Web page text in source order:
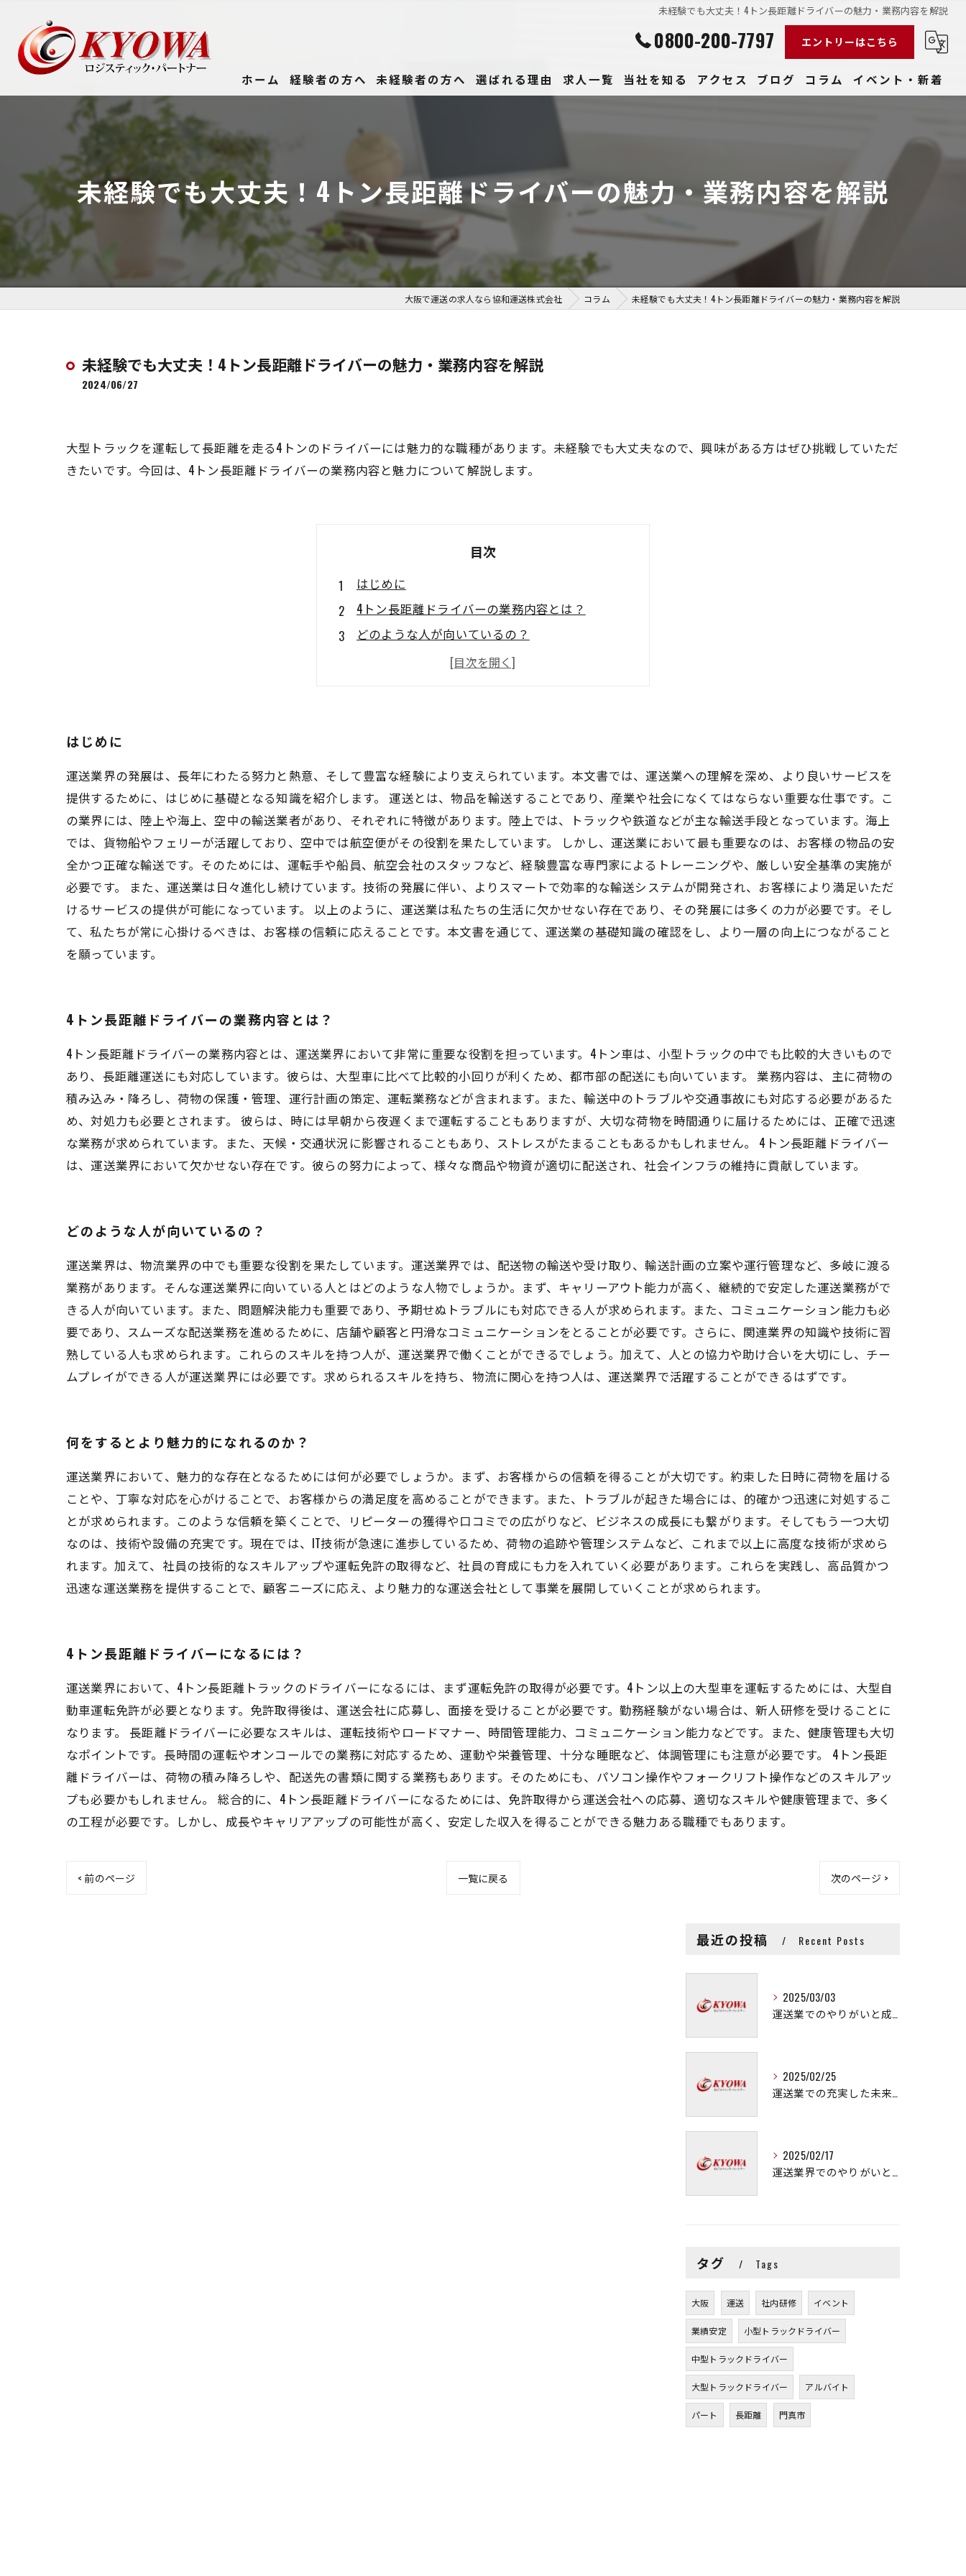
未経験でも大丈夫！4トン長距離ドライバーの魅力・業務内容を解説
0800-200-7797 エントリーはこちら
ホーム 経験者の方へ 未経験者の方へ 選ばれる理由 求人一覧 当社を知る
高収入
アクセス ブログ コラム イベント・新着
未経験でも大丈夫！4トン長距離ドライバーの魅力・業務内容を解説
大阪で運送の求人なら協和運送株式会社 コラム 未経験でも大丈夫！4トン長距離ドライバーの魅力・業務内容を解説
未経験でも大丈夫！4トン長距離ドライバーの魅力・業務内容を解説
2024/06/27
大型トラックを運転して長距離を走る4トンのドライバーには魅力的な職種があります。未経験でも大丈夫なので、興味がある方はぜひ挑戦していただ
きたいです。今回は、4トン長距離ドライバーの業務内容と魅力について解説します。
目次
はじめに
4トン長距離ドライバーの業務内容とは？
どのような人が向いているの？
何をするとより魅力的になれるのか？
はじめに
運送業界の発展は、長年にわたる努力と熱意、そして豊富な経験により支えられています。本文書では、運送業への理解を深め、より良いサービスを
提供するために、はじめに基礎となる知識を紹介します。 運送とは、物品を輸送することであり、産業や社会になくてはならない重要な仕事です。こ
の業界には、陸上や海上、空中の輸送業者があり、それぞれに特徴があります。陸上では、トラックや鉄道などが主な輸送手段となっています。海上
では、貨物船やフェリーが活躍しており、空中では航空便がその役割を果たしています。 しかし、運送業において最も重要なのは、お客様の物品の安
全かつ正確な輸送です。そのためには、運転手や船員、航空会社のスタッフなど、経験豊富な専門家によるトレーニングや、厳しい安全基準の実施が
必要です。 また、運送業は日々進化し続けています。技術の発展に伴い、よりスマートで効率的な輸送システムが開発され、お客様により満足いただ
けるサービスの提供が可能になっています。 以上のように、運送業は私たちの生活に欠かせない存在であり、その発展には多くの力が必要です。そし
て、私たちが常に心掛けるべきは、お客様の信頼に応えることです。本文書を通じて、運送業の基礎知識の確認をし、より一層の向上につながること
を願っています。
4トン長距離ドライバーの業務内容とは？
4トン長距離ドライバーの業務内容とは、運送業界において非常に重要な役割を担っています。4トン車は、小型トラックの中でも比較的大きいもので
あり、長距離運送にも対応しています。彼らは、大型車に比べて比較的小回りが利くため、都市部の配送にも向いています。 業務内容は、主に荷物の
積み込み・降ろし、荷物の保護・管理、運行計画の策定、運転業務などが含まれます。また、輸送中のトラブルや交通事故にも対応する必要があるた
め、対処力も必要とされます。 彼らは、時には早朝から夜遅くまで運転することもありますが、大切な荷物を時間通りに届けるためには、正確で迅速
な業務が求められています。また、天候・交通状況に影響されることもあり、ストレスがたまることもあるかもしれません。 4トン長距離ドライバー
は、運送業界において欠かせない存在です。彼らの努力によって、様々な商品や物資が適切に配送され、社会インフラの維持に貢献しています。
どのような人が向いているの？
運送業界は、物流業界の中でも重要な役割を果たしています。運送業界では、配送物の輸送や受け取り、輸送計画の立案や運行管理など、多岐に渡る
業務があります。そんな運送業界に向いている人とはどのような人物でしょうか。まず、キャリーアウト能力が高く、継続的で安定した運送業務がで
きる人が向いています。また、問題解決能力も重要であり、予期せぬトラブルにも対応できる人が求められます。また、コミュニケーション能力も必
要であり、スムーズな配送業務を進めるために、店舗や顧客と円滑なコミュニケーションをとることが必要です。さらに、関連業界の知識や技術に習
熟している人も求められます。これらのスキルを持つ人が、運送業界で働くことができるでしょう。加えて、人との協力や助け合いを大切にし、チー
ムプレイができる人が運送業界には必要です。求められるスキルを持ち、物流に関心を持つ人は、運送業界で活躍することができるはずです。
何をするとより魅力的になれるのか？
運送業界において、魅力的な存在となるためには何が必要でしょうか。まず、お客様からの信頼を得ることが大切です。約束した日時に荷物を届ける
ことや、丁寧な対応を心がけることで、お客様からの満足度を高めることができます。また、トラブルが起きた場合には、的確かつ迅速に対処するこ
とが求められます。このような信頼を築くことで、リピーターの獲得や口コミでの広がりなど、ビジネスの成長にも繋がります。そしてもう一つ大切
なのは、技術や設備の充実です。現在では、IT技術が急速に進歩しているため、荷物の追跡や管理システムなど、これまで以上に高度な技術が求めら
れます。加えて、社員の技術的なスキルアップや運転免許の取得など、社員の育成にも力を入れていく必要があります。これらを実践し、高品質かつ
迅速な運送業務を提供することで、顧客ニーズに応え、より魅力的な運送会社として事業を展開していくことが求められます。
4トン長距離ドライバーになるには？
運送業界において、4トン長距離トラックのドライバーになるには、まず運転免許の取得が必要です。4トン以上の大型車を運転するためには、大型自
動車運転免許が必要となります。免許取得後は、運送会社に応募し、面接を受けることが必要です。勤務経験がない場合は、新人研修を受けることに
なります。 長距離ドライバーに必要なスキルは、運転技術やロードマナー、時間管理能力、コミュニケーション能力などです。また、健康管理も大切
なポイントです。長時間の運転やオンコールでの業務に対応するため、運動や栄養管理、十分な睡眠など、体調管理にも注意が必要です。 4トン長距
離ドライバーは、荷物の積み降ろしや、配送先の書類に関する業務もあります。そのためにも、パソコン操作やフォークリフト操作などのスキルアッ
プも必要かもしれません。 総合的に、4トン長距離ドライバーになるためには、免許取得から運送会社への応募、適切なスキルや健康管理まで、多く
の工程が必要です。しかし、成長やキャリアアップの可能性が高く、安定した収入を得ることができる魅力ある職種でもあります。
< 前のページ 一覧に戻る 次のページ >
最近の投稿 Recent Posts
2025/03/03
運送業でのやりがいと成長の秘訣
2025/02/25
運送業での充実した未来を拓く方法
2025/02/17
運送業界でのやりがいと可能性
タグ Tags
大阪 運送 社内研修 イベント
業績安定 小型トラックドライバー
中型トラックドライバー
大型トラックドライバー アルバイト
パート 長距離 門真市